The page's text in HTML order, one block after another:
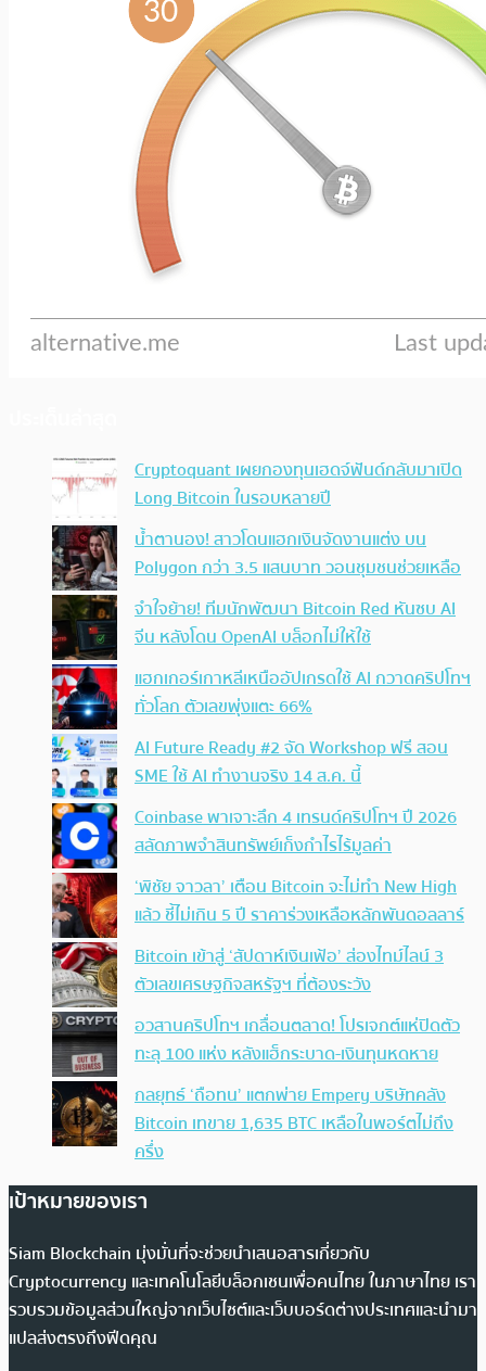
Cryptoquant เผยกองทุนเฮดจ์ฟันด์กลับมาเปิด
Long Bitcoin ในรอบหลายปี
น้ำตานอง! สาวโดนแฮกเงินจัดงานแต่ง บน
Polygon กว่า 3.5 แสนบาท วอนชุมชนช่วยเหลือ
จำใจย้าย! ทีมนักพัฒนา Bitcoin Red หันซบ AI
จีน หลังโดน OpenAI บล็อกไม่ให้ใช้
แฮกเกอร์เกาหลีเหนืออัปเกรดใช้ AI กวาดคริปโทฯ
ทั่วโลก ตัวเลขพุ่งแตะ 66%
AI Future Ready #2 จัด Workshop ฟรี สอน
SME ใช้ AI ทำงานจริง 14 ส.ค. นี้
Coinbase พาเจาะลึก 4 เทรนด์คริปโทฯ ปี 2026
สลัดภาพจำสินทรัพย์เก็งกำไรไร้มูลค่า
‘พิชัย จาวลา’ เตือน Bitcoin จะไม่ทำ New High
แล้ว ชี้ไม่เกิน 5 ปี ราคาร่วงเหลือหลักพันดอลลาร์
Bitcoin เข้าสู่ ‘สัปดาห์เงินเฟ้อ’ ส่องไทม์ไลน์ 3
ตัวเลขเศรษฐกิจสหรัฐฯ ที่ต้องระวัง
อวสานคริปโทฯ เกลื่อนตลาด! โปรเจกต์แห่ปิดตัว
ทะลุ 100 แห่ง หลังแฮ็กระบาด-เงินทุนหดหาย
กลยุทธ์ ‘ถือทน’ แตกพ่าย Empery บริษัทคลัง
Bitcoin เทขาย 1,635 BTC เหลือในพอร์ตไม่ถึง
ครึ่ง
เป้าหมายของเรา
Siam Blockchain มุ่งมั่นที่จะช่วยนำเสนอสารเกี่ยวกับ
Cryptocurrency และเทคโนโลยีบล็อกเชนเพื่อคนไทย ในภาษาไทย เรา
รวบรวมข้อมูลส่วนใหญ่จากเว็บไซต์และเว็บบอร์ดต่างประเทศและนำมา
แปลส่งตรงถึงฟีดคุณ